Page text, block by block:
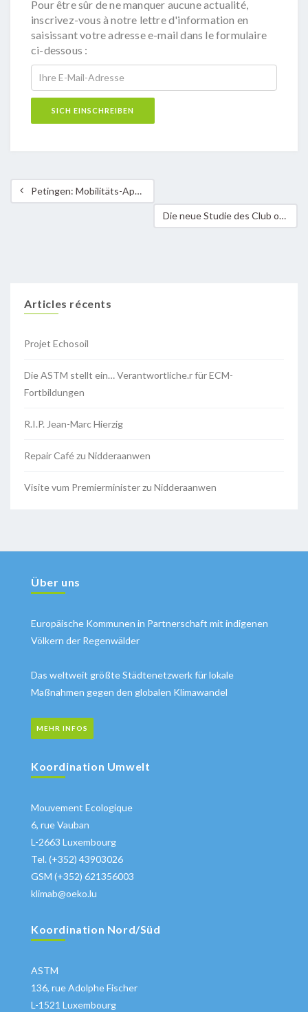
Pour être sûr de ne manquer aucune actualité,
inscrivez-vous à notre lettre d'information en
saisissant votre adresse e-mail dans le formulaire
ci-dessous :
Petingen: Mobilitäts-App – Alles rund um Fortbewegung an einem Ort
Die neue Studie des Club of Rome und des Wuppertal Instituts – eine Konferenz von Mouvement Ecologique und der Chambre des salariés
Articles récents
Projet Echosoil
Die ASTM stellt ein… Verantwortliche.r für ECM-
Fortbildungen
R.I.P. Jean-Marc Hierzig
Repair Café zu Nidderaanwen
Visite vum Premierminister zu Nidderaanwen
Über uns
Europäische Kommunen in Partnerschaft mit indigenen
Völkern der Regenwälder
Das weltweit größte Städtenetzwerk für lokale
Maßnahmen gegen den globalen Klimawandel
MEHR INFOS
Koordination Umwelt
Mouvement Ecologique
6, rue Vauban
L-2663 Luxembourg
Tel. (+352) 43903026
GSM (+352) 621356003
klimab@oeko.lu
Koordination Nord/Süd
ASTM
136, rue Adolphe Fischer
L-1521 Luxembourg